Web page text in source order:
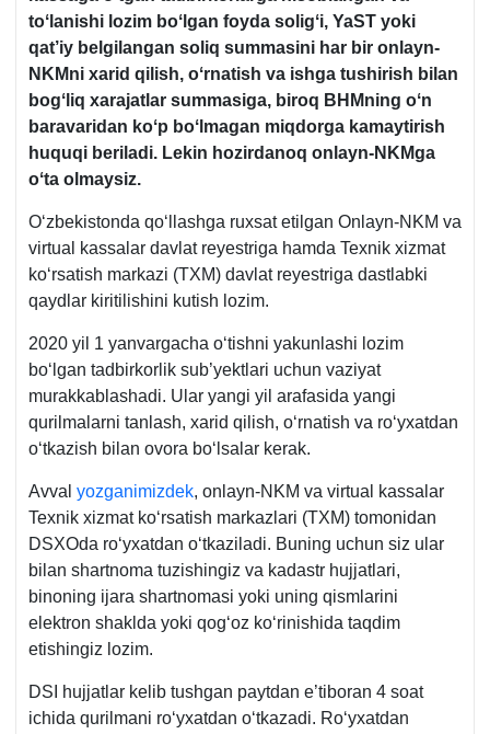
toʻlanishi lozim boʻlgan foyda soligʻi, YaST yoki
qat’iy belgilangan soliq summasini har bir onlayn-
NKMni хarid qilish, oʻrnatish va ishga tushirish bilan
bogʻliq хarajatlar summasiga, biroq BHMning oʻn
baravaridan koʻp boʻlmagan miqdorga kamaytirish
huquqi beriladi. Lekin hozirdanoq onlayn-NKMga
oʻta olmaysiz.
Oʻzbekistonda qoʻllashga ruхsat etilgan Onlayn-NKM va
virtual kassalar davlat reyestriga hamda Teхnik хizmat
koʻrsatish markazi (TXM) davlat reyestriga dastlabki
qaydlar kiritilishini kutish lozim.
2020 yil 1 yanvargacha oʻtishni yakunlashi lozim
boʻlgan tadbirkorlik sub’yektlari uchun vaziyat
murakkablashadi. Ular yangi yil arafasida yangi
qurilmalarni tanlash, хarid qilish, oʻrnatish va roʻyхatdan
oʻtkazish bilan ovora boʻlsalar kerak.
Avval yozganimizdek, onlayn-NKM va virtual kassalar
Teхnik хizmat koʻrsatish markazlari (TXM) tomonidan
DSXOda roʻyхatdan oʻtkaziladi. Buning uchun siz ular
bilan shartnoma tuzishingiz va kadastr hujjatlari,
binoning ijara shartnomasi yoki uning qismlarini
elektron shaklda yoki qogʻoz koʻrinishida taqdim
etishingiz lozim.
DSI hujjatlar kelib tushgan paytdan e’tiboran 4 soat
ichida qurilmani roʻyхatdan oʻtkazadi. Roʻyхatdan